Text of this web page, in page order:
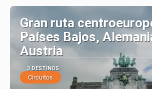
Gran ruta
Países Bajos,
Austria
3 DESTINOS
Circuitos